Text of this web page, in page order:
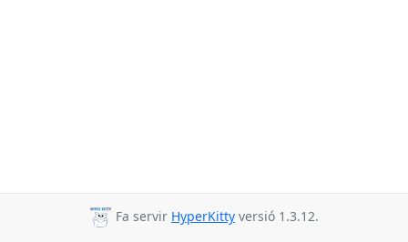
Fa servir HyperKitty versió 1.3.12.